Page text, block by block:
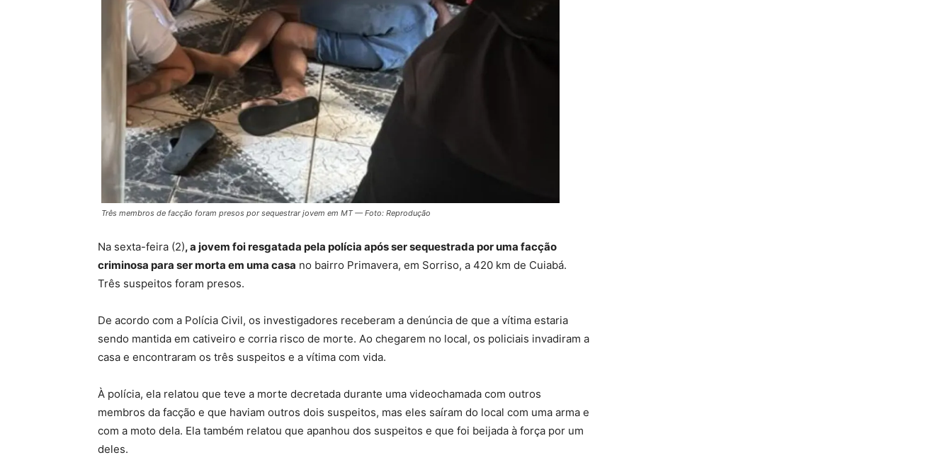
Três membros de facção foram presos por sequestrar jovem em MT — Foto: Reprodução
Na sexta-feira (2), a jovem foi resgatada pela polícia após ser sequestrada por uma facção
criminosa para ser morta em uma casa no bairro Primavera, em Sorriso, a 420 km de Cuiabá.
Três suspeitos foram presos.
De acordo com a Polícia Civil, os investigadores receberam a denúncia de que a vítima estaria
sendo mantida em cativeiro e corria risco de morte. Ao chegarem no local, os policiais invadiram a
casa e encontraram os três suspeitos e a vítima com vida.
À polícia, ela relatou que teve a morte decretada durante uma videochamada com outros
membros da facção e que haviam outros dois suspeitos, mas eles saíram do local com uma arma e
com a moto dela. Ela também relatou que apanhou dos suspeitos e que foi beijada à força por um
deles.